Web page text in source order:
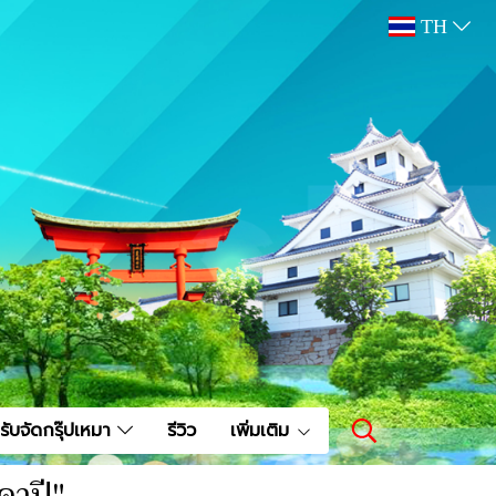
TH
รับจัดกรุ๊ปเหมา รีวิว เพิ่มเติม